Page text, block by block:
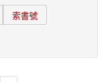
索書號